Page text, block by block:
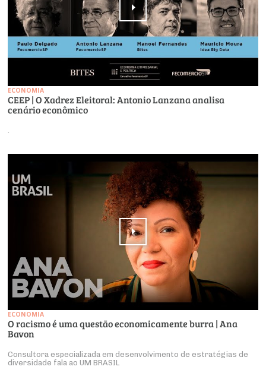
ECONOMIA
CEEP | O Xadrez Eleitoral: Antonio Lanzana analisa
cenário econômico
ECONOMIA
O racismo é uma questão economicamente burra | Ana
Bavon
Consultora especializada em desenvolvimento de estratégias de
diversidade fala ao UM BRASIL